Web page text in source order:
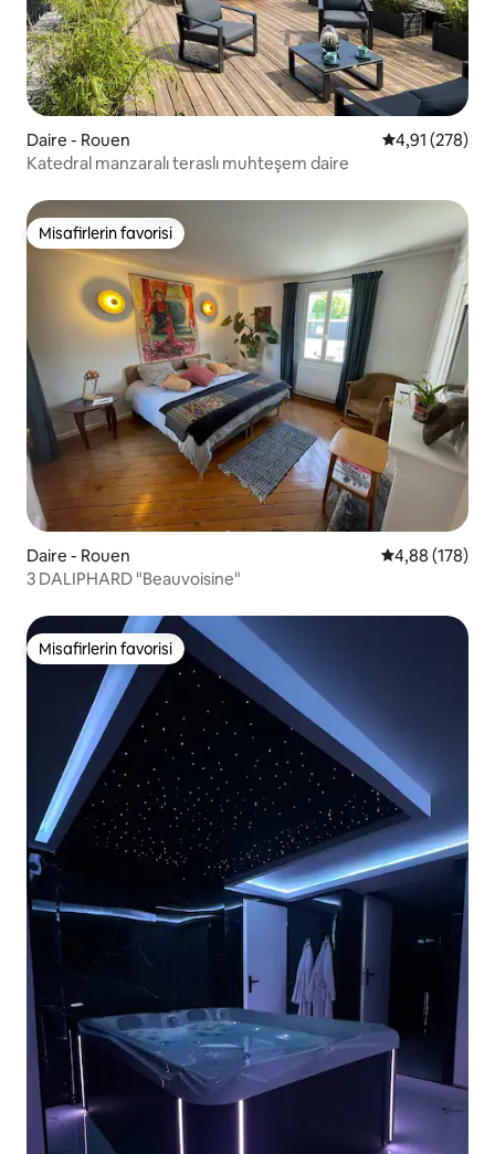
Daire - Rouen 5 üzerinden
4,91 (278)
Katedral manzaralı teraslı muhteşem daire
Misafirlerin favorisi
Misafirlerin favorisi
Daire - Rouen 5 üzerinden
4,88 (178)
3 DALIPHARD "Beauvoisine"
Misafirlerin favorisi
Misafirlerin favorisi